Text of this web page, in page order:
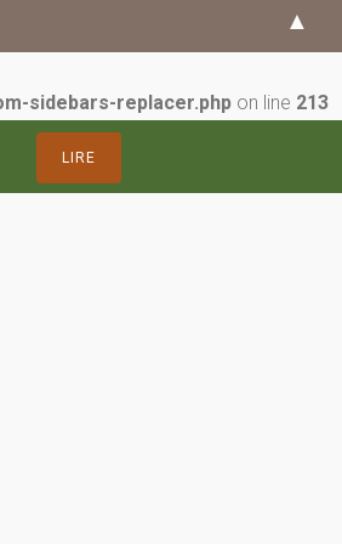
sidebars-replacer.php on line 213
LIRE
▲